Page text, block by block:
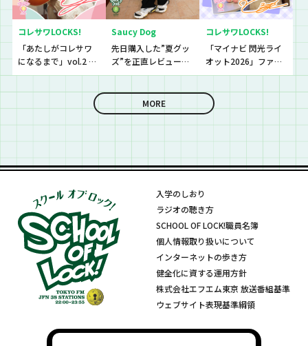
コレサワLOCKS!
「あたしがコレサワ
になるまで」vol.2 開
催！！
Saucy Dog
先日購入した”夏グッ
ズ”を正直レビューし
ていきました！
コレサワLOCKS!
「マイナビ 閃光ライ
オット2026」ファイ
ナリストたちの音源
MORE
入学のしおり
ラジオの聴き方
SCHOOL OF LOCK!職員名簿
個人情報取り扱いについて
インターネットの歩き方
健全化に資する運用方針
株式会社エフエム東京 放送番組基準
ウェブサイト表現基準綱領